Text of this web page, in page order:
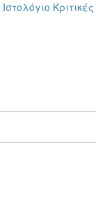
Ιστολόγιο Κριτικές